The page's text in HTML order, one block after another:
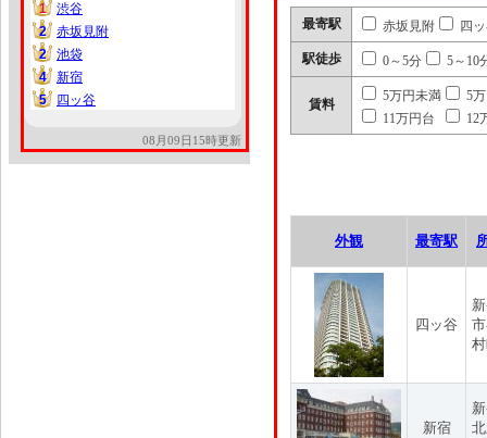
1
1
渋谷
2
2
赤坂見附
2
2
池袋
4
4
新宿
5
5 四ッ谷
08月09日15時更新
最寄駅 赤坂見附 四
駅徒歩 0～5分 5～10
賃料
5万円未満
5
11万円台
12
外観 最寄駅
四ッ谷
新宿